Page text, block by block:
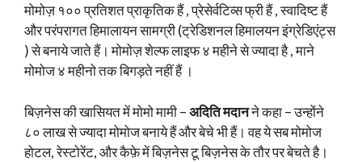
मोमोज़ १०० प्रतिशत प्राकृतिक हैं , प्रेसेर्वटिव्स फ्री हैं , स्वादिष्ट हैं
और परंपरागत हिमालायन सामग्री (ट्रेडिशनल हिमालयन इंग्रेडिएंट्स
) से बनाये जाते हैं। मोमोज़ शेल्फ लाइफ ४ महीने से ज्यादा है , माने
मोमोज ४ महीनो तक बिगड़ते नहीं हैं ।
बिज़नेस की खासियत में मोमो मामी –अदिति मदानने कहा – उन्होंने
८० लाख से ज्यादा मोमोज बनाये हैं और बेचे भी हैं। वह ये सब मोमोज
होटल, रेस्टोरेंट, और कैफ़े में बिज़नेस टू बिज़नेस के तौर पर बेचते है।